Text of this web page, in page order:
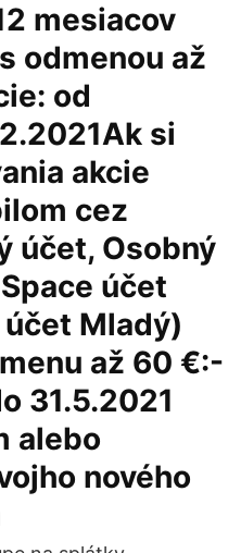
mesiacov
odmenou až
od
si
akcie
cez
účet, Osobný
účet
Mladý)
až 60 €:-
31.5.2021
alebo
nového